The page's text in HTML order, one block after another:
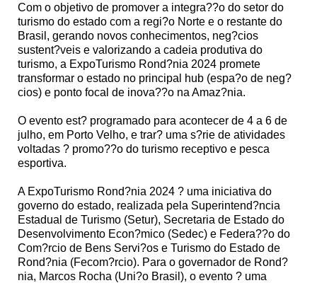
Com o objetivo de promover a integra??o do setor do
turismo do estado com a regi?o Norte e o restante do
Brasil, gerando novos conhecimentos, neg?cios
sustent?veis e valorizando a cadeia produtiva do
turismo, a ExpoTurismo Rond?nia 2024 promete
transformar o estado no principal hub (espa?o de neg?
cios) e ponto focal de inova??o na Amaz?nia.
O evento est? programado para acontecer de 4 a 6 de
julho, em Porto Velho, e trar? uma s?rie de atividades
voltadas ? promo??o do turismo receptivo e pesca
esportiva.
A ExpoTurismo Rond?nia 2024 ? uma iniciativa do
governo do estado, realizada pela Superintend?ncia
Estadual de Turismo (Setur), Secretaria de Estado do
Desenvolvimento Econ?mico (Sedec) e Federa??o do
Com?rcio de Bens Servi?os e Turismo do Estado de
Rond?nia (Fecom?rcio). Para o governador de Rond?
nia, Marcos Rocha (Uni?o Brasil), o evento ? uma